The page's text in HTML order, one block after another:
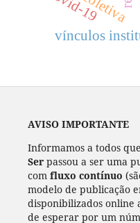
vínculos
AVISO IMPORTANTE
Informamos a todos
Serpassou a ser uma
com fluxo contínuo
modelo de publicação
disponibilizados online
de esperar por um